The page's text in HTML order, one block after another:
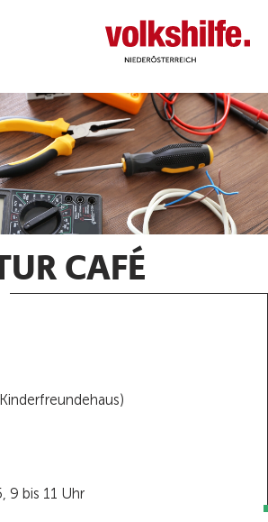
Niederösterreich
CAFÉ
9 bis 11 Uhr